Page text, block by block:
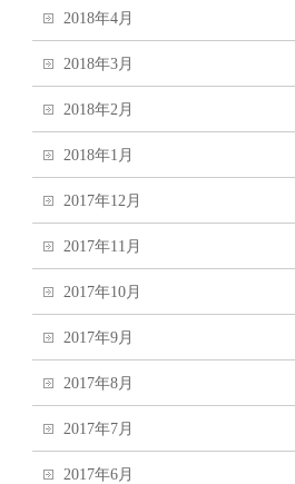
2018年4月
2018年3月
2018年2月
2018年1月
2017年12月
2017年11月
2017年10月
2017年9月
2017年8月
2017年7月
2017年6月